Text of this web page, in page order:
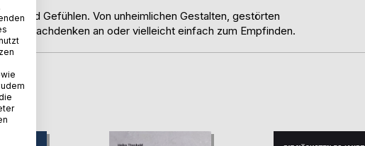
und Gefühlen. Von unheimlichen Gestalten, gestörten
Nachdenken an oder vielleicht einfach zum Empfinden.